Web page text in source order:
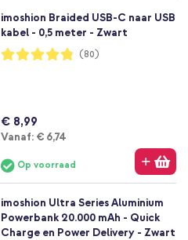
imoshion Braided USB-C naar USB
kabel - 0,5 meter - Zwart
Waardering:
96%
(80)
€ 8,99
Vanaf: Vanaf
€ 6,74
Op voorraad
imoshion Ultra Series Aluminium
Powerbank 20.000 mAh - Quick
Charge en Power Delivery - Zwart